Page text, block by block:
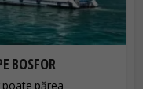
BOSFOR
părea